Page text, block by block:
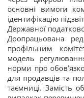
основні вимоги
ідентифікацію
Державної
Доопрацьована
профільним
модель
норми про
для продавців та
таємниці. Замість